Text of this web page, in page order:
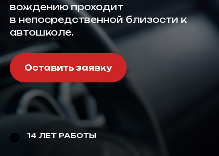
вождению проходит
в непосредственной близости к
автошколе.
Оставить заявку
14 ЛЕТ РАБОТЫ